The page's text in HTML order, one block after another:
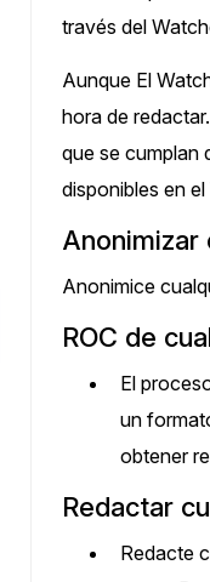
ayudarte
través del
Aunque El
hora de
que se cumplan
disponibles en
Anonimizar
Anonimice
ROC de
El
un
obtener
Redactar
Redacte